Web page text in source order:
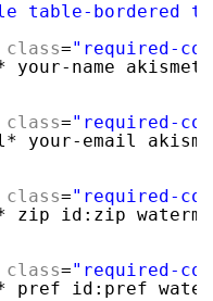
table-bordered
class="required-
your-name
class="required-
your-email
class="required-
zip id:zip
class="required-
pref id:pref